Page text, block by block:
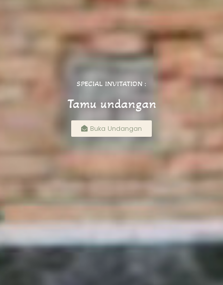
SPECIAL INVITATION :
Tamu undangan
Buka Undangan